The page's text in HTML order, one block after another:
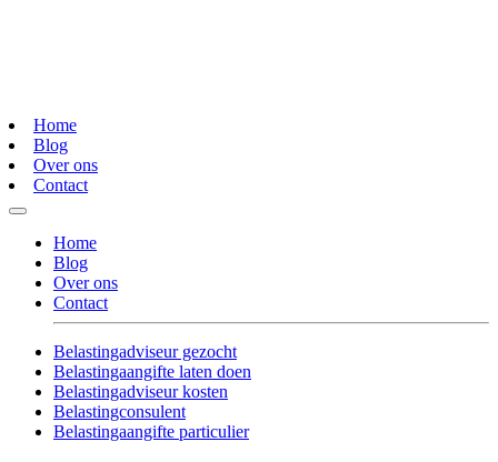
Home
Blog
Over ons
Contact
Home
Blog
Over ons
Contact
Belastingadviseur gezocht
Belastingaangifte laten doen
Belastingadviseur kosten
Belastingconsulent
Belastingaangifte particulier